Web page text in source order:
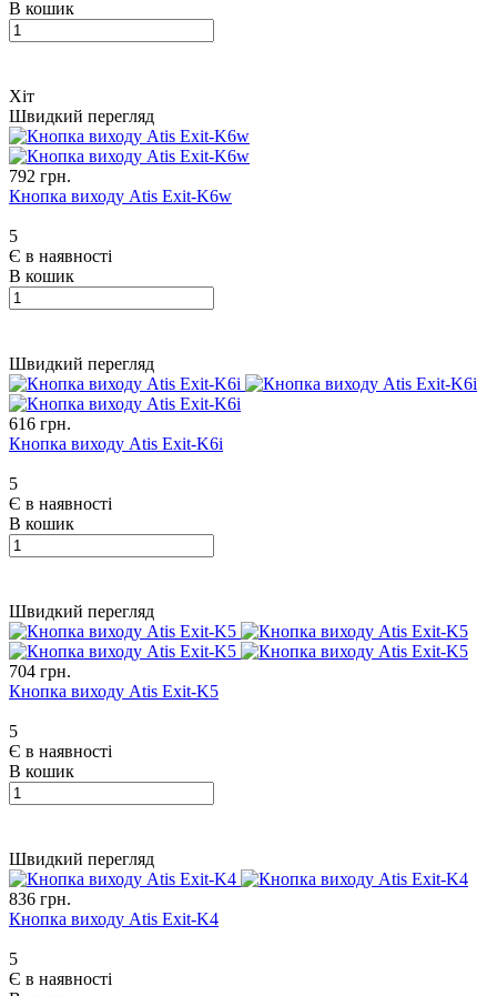
В кошик
Хіт
Швидкий перегляд
792 грн.
Кнопка виходу Atis Exit-K6w
5
Є в наявності
В кошик
Швидкий перегляд
616 грн.
Кнопка виходу Atis Exit-K6i
5
Є в наявності
В кошик
Швидкий перегляд
704 грн.
Кнопка виходу Atis Exit-K5
5
Є в наявності
В кошик
Швидкий перегляд
836 грн.
Кнопка виходу Atis Exit-K4
5
Є в наявності